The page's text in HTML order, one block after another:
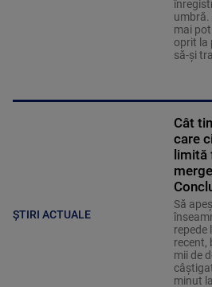
umbră.
mai
oprit la
să-și
ȘTIRI ACTUALE
Cât
care
limită
Să
repede
recent,
mii de
minut